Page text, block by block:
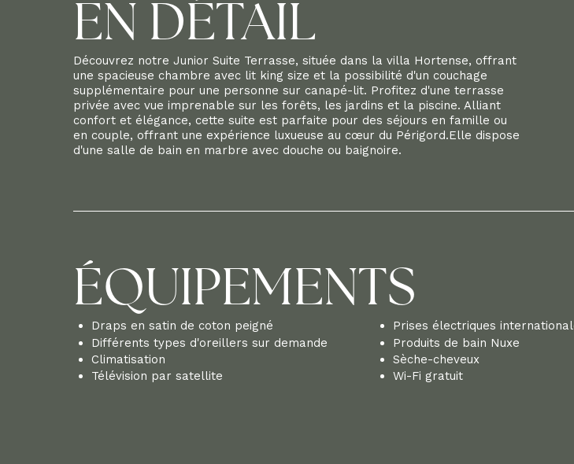
EN DÉTAIL
Découvrez notre Junior Suite Terrasse, située dans la villa Hortense, offrant
une spacieuse chambre avec lit king size et la possibilité d'un couchage
supplémentaire pour une personne sur canapé-lit. Profitez d'une terrasse
privée avec vue imprenable sur les forêts, les jardins et la piscine. Alliant
confort et élégance, cette suite est parfaite pour des séjours en famille ou
en couple, offrant une expérience luxueuse au cœur du Périgord.Elle dispose
d'une salle de bain en marbre avec douche ou baignoire.
ÉQUIPEMENTS
Draps en satin de coton peigné
Différents types d'oreillers sur demande
Climatisation
Télévision par satellite
Prises électriques
Produits de bain Nuxe
Sèche-cheveux
Wi-Fi gratuit